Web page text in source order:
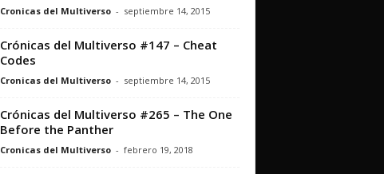
Cronicas del Multiverso - septiembre 14, 2015
Crónicas del Multiverso #147 – Cheat
Codes
Cronicas del Multiverso - septiembre 14, 2015
Crónicas del Multiverso #265 – The One
Before the Panther
Cronicas del Multiverso - febrero 19, 2018